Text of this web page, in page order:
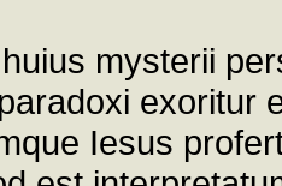
mysterii
exoritur
Iesus